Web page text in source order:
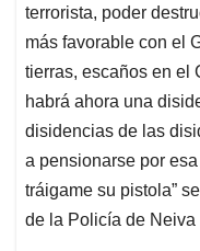
terrorista, poder
más favorable con el
tierras, escaños en
habrá ahora una
disidencias de las
a pensionarse por
tráigame su pistola”
de la Policía de